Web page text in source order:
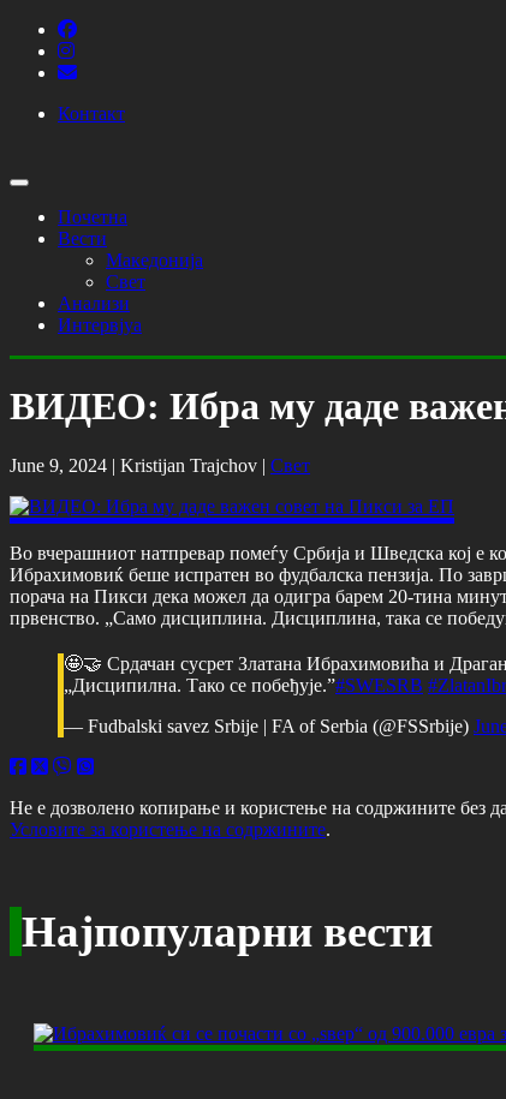
Контакт
Почетна
Вести
Македонија
Свет
Анализи
Интервјуа
ВИДЕО: Ибра му даде
June 9, 2024 | Kristijan Trajchov | Свет
Во вчерашниот натпревар помеѓу Србија и Шведска кој е
Ибрахимовиќ беше испратен во фудбалска пензија. По
порача на Пикси дека можел да одигра барем 20-тина
првенство. „Само дисциплина. Дисциплина, така се
🤩🤝 Срдачан сусрет Златана Ибрахимовића и
„Дисципилна. Тако се побеђује.”#SWESRB
— Fudbalski savez Srbije | FA of Serbia (@FSSrbije)
Не е дозволено копирање и користење на содржините без
Условите за користење на содржините.
Најпопуларни вести